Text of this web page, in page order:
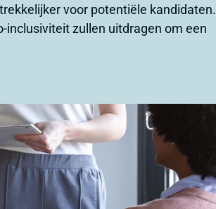
voor potentiële kandidaten.
inclusiviteit zullen uitdragen om een